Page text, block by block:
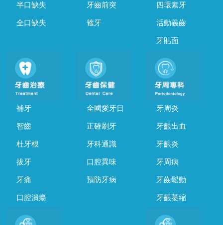
半口缺失
全口缺失
牙齒前突
箍牙
四環素牙
活動義齒
牙貼面
補牙
智齒
杜牙根
拔牙
牙痛
口腔潰瘍
全國愛牙日
正確刷牙
牙科通識
口腔異味
預防牙病
牙周炎
牙齦出血
牙齦炎
牙周病
牙齒鬆動
牙齦萎縮